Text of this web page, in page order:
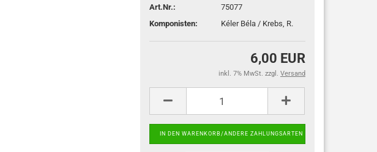
Art.Nr.:
75077
Komponisten:
Kéler Béla / Krebs, R.
6,00 EUR
inkl. 7% MwSt. zzgl. Versand